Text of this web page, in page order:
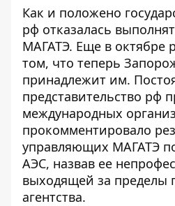
Как и положено
рф отказалась
МАГАТЭ. Еще в октябре
том, что теперь
принадлежит им.
представительство рф
международных
прокомментировало
управляющих МАГАТЭ
АЭС, назвав ее
выходящей за пределы
агентства.